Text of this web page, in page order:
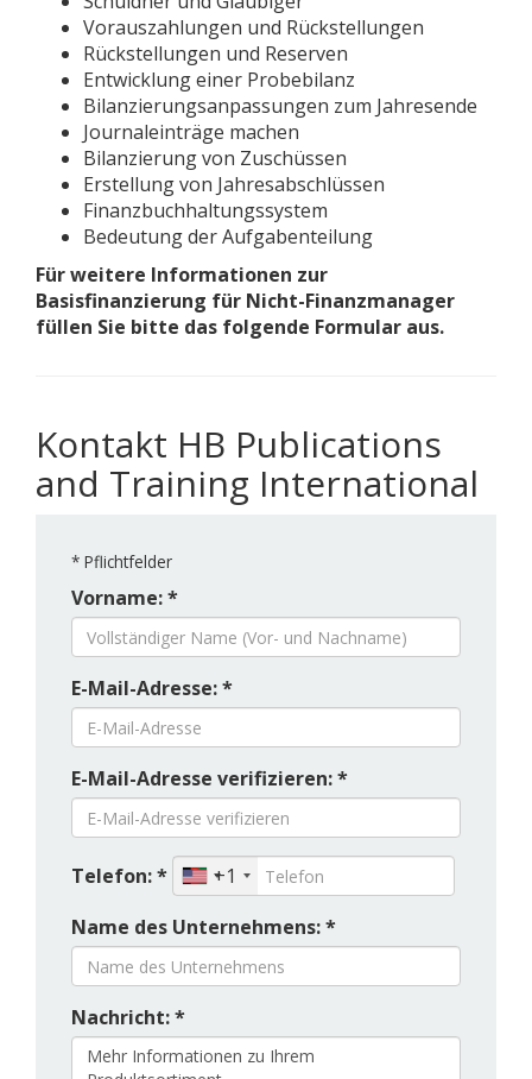
Vorauszahlungen und Rückstellungen
Rückstellungen und Reserven
Entwicklung einer Probebilanz
Bilanzierungsanpassungen zum Jahresende
Journaleinträge machen
Bilanzierung von Zuschüssen
Erstellung von Jahresabschlüssen
Finanzbuchhaltungssystem
Bedeutung der Aufgabenteilung
Für weitere Informationen zur
Basisfinanzierung für Nicht-Finanzmanager
füllen Sie bitte das folgende Formular aus.
Kontakt HB Publications
and Training International
* Pflichtfelder
Vorname: *
E-Mail-Adresse: *
E-Mail-Adresse verifizieren: *
Telefon: *
+1
Name des Unternehmens: *
Nachricht: *